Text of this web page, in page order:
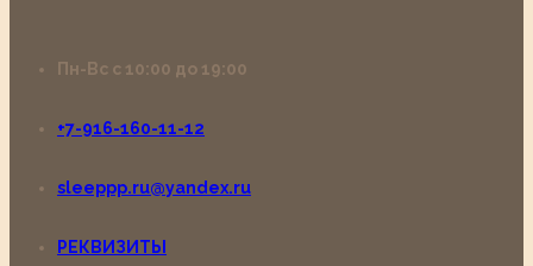
Пн-Вс с 10:00 до 19:00
+7-916-160-11-12
sleeppp.ru@yandex.ru
РЕКВИЗИТЫ